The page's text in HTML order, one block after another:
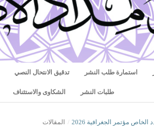
استمارة طلب النشر تدقيق الانتحال النصي
طلبات النشر الشكاوى والاستئناف
/ المقالات